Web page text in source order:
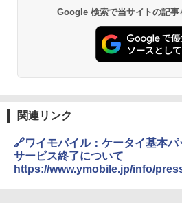
Google 検索で当サイトの記事
関連リンク
🔗ワイモバイル：ケータイ基本
サービス終了について
https://www.ymobile.jp/info/